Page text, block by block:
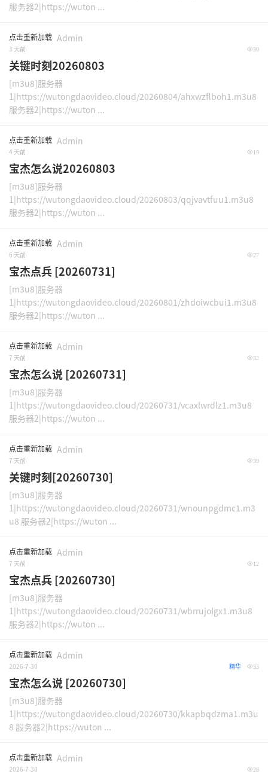
服务器2|https://wuton ...
点击重新加载 Admin
3 天前 30
关键时刻20260803
[m3u8]服务器
1|https://wutongdaovideo.cloud/20260804/ahxwzflboh1.m3u8
服务器2|https://wuton ...
点击重新加载 Admin
4 天前 19
宝杰怎么说20260803
[m3u8]服务器
1|https://wutongdaovideo.cloud/20260803/qqjvavtfuu1.m3u8
服务器2|https://wuton ...
点击重新加载 Admin
6 天前 27
宝杰点兵 [20260731]
[m3u8]服务器
1|https://wutongdaovideo.cloud/20260801/zhdoiwcbui1.m3u8
服务器2|https://wuton ...
点击重新加载 Admin
7 天前 32
宝杰怎么说 [20260731]
[m3u8]服务器
1|https://wutongdaovideo.cloud/20260731/vcaxlwrdlz1.m3u8
服务器2|https://wuton ...
点击重新加载 Admin
7 天前 39
关键时刻[20260730]
[m3u8]服务器
1|https://wutongdaovideo.cloud/20260731/wnounpgdmc1.m3
u8 服务器2|https://wuton ...
点击重新加载 Admin
7 天前 12
宝杰点兵 [20260730]
[m3u8]服务器
1|https://wutongdaovideo.cloud/20260731/wbrrujolgx1.m3u8
服务器2|https://wuton ...
点击重新加载 Admin
2026-7-30 33
精华
宝杰怎么说 [20260730]
[m3u8]服务器
1|https://wutongdaovideo.cloud/20260730/kkapbqdzma1.m3u
8 服务器2|https://wuton ...
点击重新加载 Admin
2026-7-30 28